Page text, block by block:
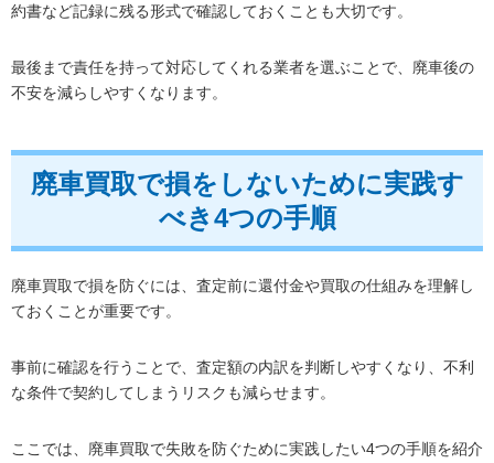
約書など記録に残る形式で確認しておくことも大切です。
最後まで責任を持って対応してくれる業者を選ぶことで、廃車後の
不安を減らしやすくなります。
廃車買取で損をしないために実践す
べき4つの手順
廃車買取で損を防ぐには、査定前に還付金や買取の仕組みを理解し
ておくことが重要です。
事前に確認を行うことで、査定額の内訳を判断しやすくなり、不利
な条件で契約してしまうリスクも減らせます。
ここでは、廃車買取で失敗を防ぐために実践したい4つの手順を紹介